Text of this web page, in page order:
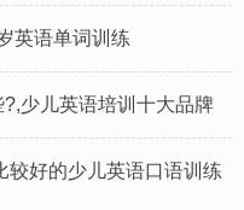
英语单词训练
少儿英语培训十大品牌
较好的少儿英语口语训练